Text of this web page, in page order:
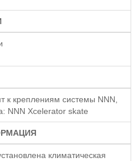
к креплениям системы NNN,
NNN Xcelerator skate
климатическая